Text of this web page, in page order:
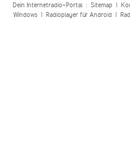
Dein Internetradio-Portal : Sitemap|
Windows| Radioplayer für Android|